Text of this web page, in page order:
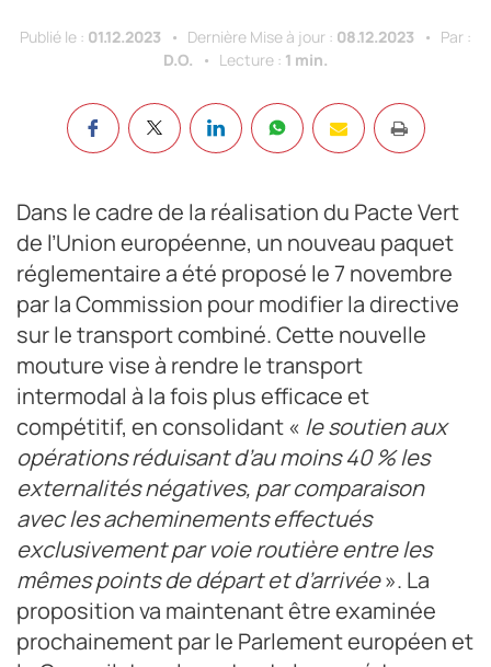
Publié le : 01.12.2023 Dernière Mise à jour : 08.12.2023
Par :
D.O.
Lecture : 1 min.
Dans le cadre de la réalisation du Pacte Vert
de l’Union européenne, un nouveau paquet
réglementaire a été proposé le 7 novembre
par la Commission pour modifier la directive
sur le transport combiné. Cette nouvelle
mouture vise à rendre le transport
intermodal à la fois plus efficace et
compétitif, en consolidant « le soutien aux
opérations réduisant d’au moins 40 % les
externalités négatives, par comparaison
avec les acheminements effectués
exclusivement par voie routière entre les
mêmes points de départ et d’arrivée». La
proposition va maintenant être examinée
prochainement par le Parlement européen et